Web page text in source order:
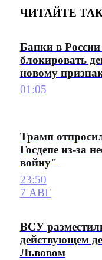
ЧИТАЙТЕ
Банки в России
блокировать
новому
01:05
Трамп
Госдепе из-за
войну"
23:50
7 АВГ
ВСУ
действующем
Львовом